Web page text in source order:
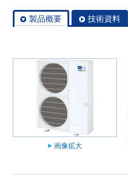
製品概要 技術資料
画像拡大